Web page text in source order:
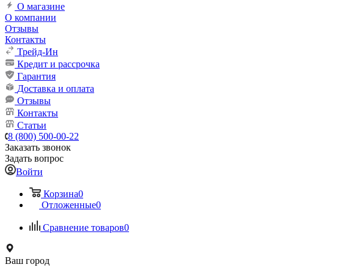
О магазине
О компании
Отзывы
Контакты
Трейд-Ин
Кредит и рассрочка
Гарантия
Доставка и оплата
Отзывы
Контакты
Статьи
8 (800) 500-00-22
Заказать звонок
Задать вопрос
Войти
Корзина0
Отложенные0
Сравнение товаров0
Ваш город